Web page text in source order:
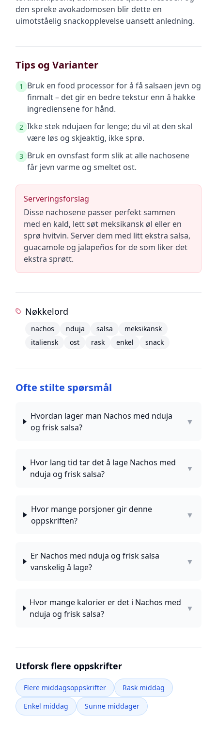
den spreke avokadomosen blir dette en
uimotståelig snackopplevelse uansett anledning.
Tips og Varianter
1
Bruk en food processor for å få salsaen jevn og
finmalt – det gir en bedre tekstur enn å hakke
ingrediensene for hånd.
2 Ikke stek ndujaen for lenge; du vil at den skal
være løs og skjeaktig, ikke sprø.
3 Bruk en ovnsfast form slik at alle nachosene
får jevn varme og smeltet ost.
Serveringsforslag
Disse nachosene passer perfekt sammen
med en kald, lett søt meksikansk øl eller en
sprø hvitvin. Server dem med litt ekstra salsa,
guacamole og jalapeños for de som liker det
ekstra sprøtt.
Nøkkelord
nachos nduja salsa
meksikansk
italiensk
ost rask enkel snack
Ofte stilte spørsmål
Hvordan lager man Nachos med nduja
og frisk salsa?
▼
Hvor lang tid tar det å lage Nachos med
nduja og frisk salsa?
▼
Hvor mange porsjoner gir denne
oppskriften?
▼
Er Nachos med nduja og frisk salsa
vanskelig å lage?
▼
Hvor mange kalorier er det i Nachos med
nduja og frisk salsa?
▼
Utforsk flere oppskrifter
Flere middagsoppskrifter
Rask middag
Enkel middag
Sunne middager